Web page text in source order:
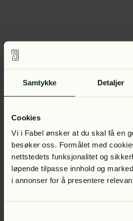
Samtykke Detaljer
Cookies
Vi i Fabel ønsker at du skal få en
besøker oss. Formålet med
nettstedets funksjonalitet og
løpende tilpasse innhold og
i annonser for å presentere